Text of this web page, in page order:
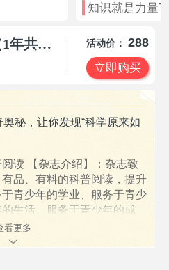
知识就是力量7
包邮知识就是力量（1年共12期）+价值268元微课堂短视频 活动价：288
立即购买
秘，让你发现“科学原来如
读 【杂志介绍】：杂志致
品、有料的科普阅读，提升
青少年的学业、服务于青少
生活、服务于青少年的成
看更多